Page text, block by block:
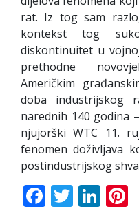
rat. Iz tog sam
kontekst tog
diskontinuitet u
prethodne
Američkim
doba industrijskog
narednih 140 godina
njujorški WTC 11.
fenomen doživljava
postindustrijskog
Facebook
Twitter